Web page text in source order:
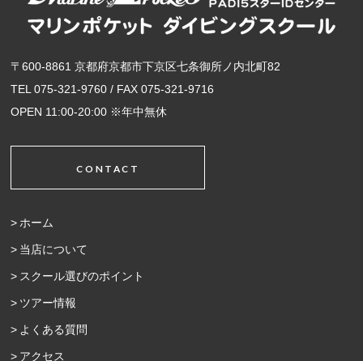
〒600-8861 京都府京都市下京区七条御所ノ内北町82
TEL 075-321-9760 / FAX 075-321-9716
OPEN 11:00-20:00 ※年中無休
CONTACT
ホーム
当店について
スクール選びのポイント
ツアー情報
よくある質問
アクセス